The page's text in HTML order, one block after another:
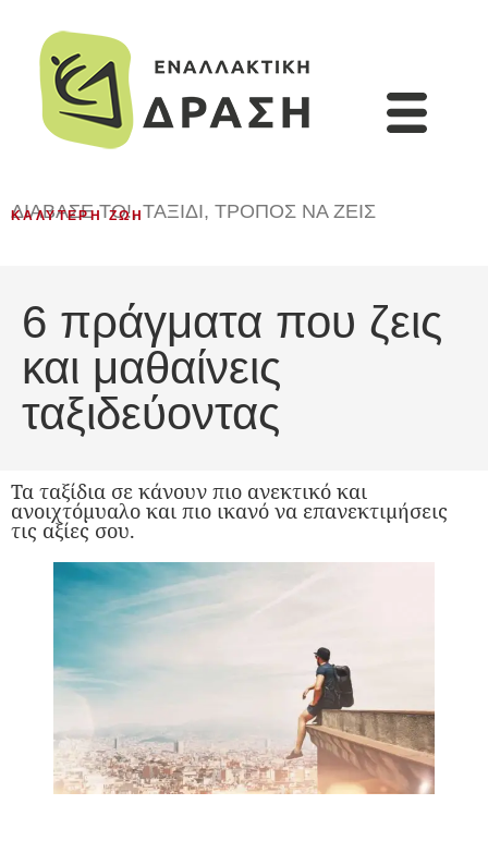
ΔΙΆΒΑΣΈ ΤΟ!,ΤΑΞΊΔΙ, ΤΡΌΠΟΣ ΝΑ ΖΕΙΣ
ΚΑΛΎΤΕΡΗ ΖΩΉ
6 πράγματα που ζεις
και μαθαίνεις
ταξιδεύοντας
Τα ταξίδια σε κάνουν πιο ανεκτικό και
ανοιχτόμυαλο και πιο ικανό να επανεκτιμήσεις
τις αξίες σου.